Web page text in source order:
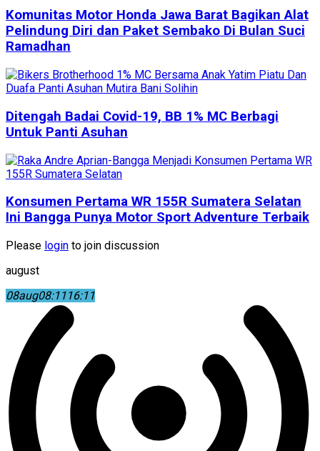
Komunitas Motor Honda Jawa Barat Bagikan Alat
Pelindung Diri dan Paket Sembako Di Bulan Suci
Ramadhan
Ditengah Badai Covid-19, BB 1% MC Berbagi
Untuk Panti Asuhan
Konsumen Pertama WR 155R Sumatera Selatan
Ini Bangga Punya Motor Sport Adventure Terbaik
Please login to join discussion
august
08aug08:1116:11